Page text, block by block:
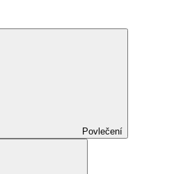
Povlečení